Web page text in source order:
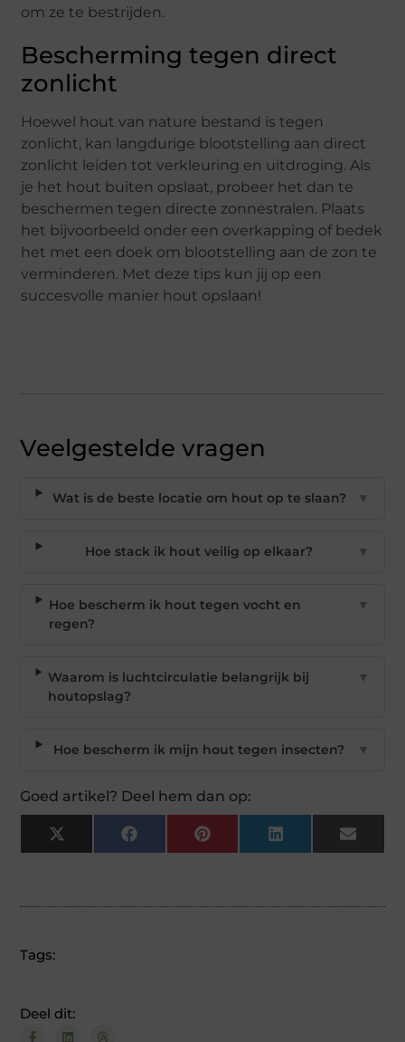
om ze te bestrijden.
Bescherming tegen direct
zonlicht
Hoewel hout van nature bestand is tegen
zonlicht, kan langdurige blootstelling aan direct
zonlicht leiden tot verkleuring en uitdroging. Als
je het hout buiten opslaat, probeer het dan te
beschermen tegen directe zonnestralen. Plaats
het bijvoorbeeld onder een overkapping of bedek
het met een doek om blootstelling aan de zon te
verminderen. Met deze tips kun jij op een
succesvolle manier hout opslaan!
Veelgestelde vragen
Wat is de beste locatie om hout op te slaan? ▼
Hoe stack ik hout veilig op elkaar? ▼
Hoe bescherm ik hout tegen vocht en
regen?
▼
Waarom is luchtcirculatie belangrijk bij
houtopslag?
▼
Hoe bescherm ik mijn hout tegen insecten? ▼
Goed artikel? Deel hem dan op:
X
(Twitter)
Facebook Pinterest LinkedIn Email
Tags:
Deel dit: